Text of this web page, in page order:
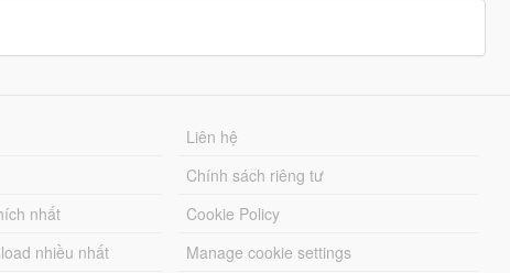
nhất
nhiều nhất
Liên hệ
Chính sách riêng tư
Cookie Policy
Manage cookie settings